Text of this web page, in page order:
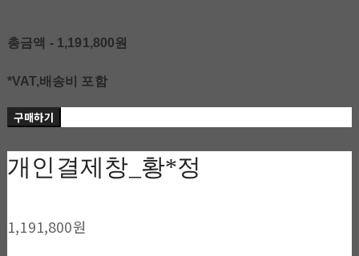
총금액 - 1,191,800원
*VAT,배송비 포함
구매하기
개인결제창_황*정
1,191,800원